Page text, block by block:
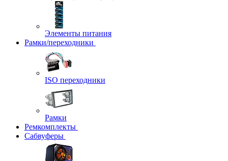
Элементы питания
Рамки/переходники
ISO переходники
Рамки
Ремкомплекты
Сабвуферы